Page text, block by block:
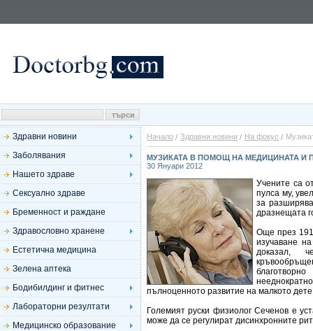
Здравни новини
Заболявания
Нашето здраве
Сексуално здраве
Бременност и раждане
Здравословно хранене
Естетична медицина
Зелена аптека
Бодибилдинг и фитнес
Лабораторни резултати
Медицинско образование
Начало Здравни новини На фокус
МУЗИКАТА В ПОМОЩ НА МЕДИЦИНАТА И
30 Януари 2012
Учените са
пулса му,
за
дразнещата
Още през
изучаване
доказал,
пълноценното развитие на малкото
Големият руски физиолог Сеченов е
може да се регулират дисинхронните